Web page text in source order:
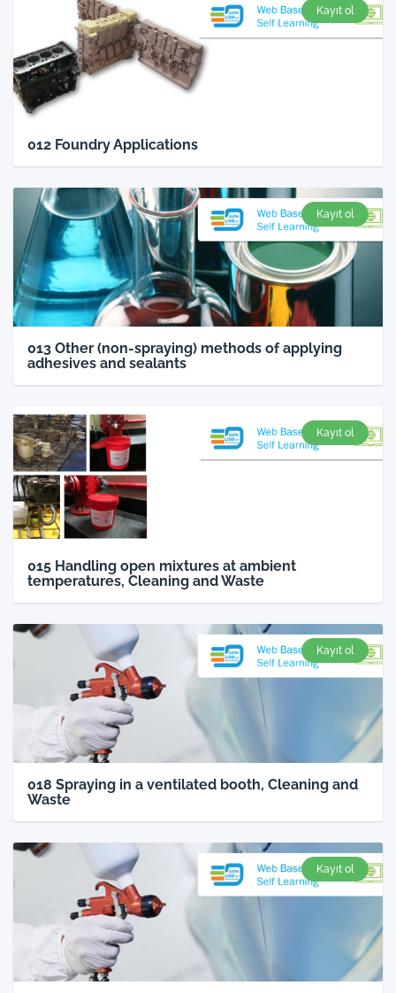
Kayıt ol
012 Foundry Applications
Kayıt ol
013 Other (non-spraying) methods of applying
adhesives and sealants
Kayıt ol
015 Handling open mixtures at ambient
temperatures, Cleaning and Waste
Kayıt ol
018 Spraying in a ventilated booth, Cleaning and
Waste
Kayıt ol